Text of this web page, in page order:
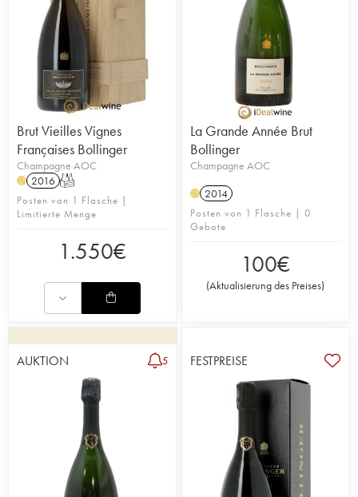
Brut Vieilles Vignes
Françaises Bollinger
Champagne AOC
H 2016 T
Posten von 1 Flasche |
Limitierte Menge
1.550€
La Grande Année Brut
Bollinger
Champagne AOC
H 2014
Posten von 1 Flasche | 0
Gebote
100€
(Aktualisierung des Preises)
AUKTION 5 FESTPREISE